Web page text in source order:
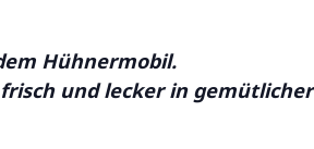
Hühnermobil.
und lecker in gemütlicher